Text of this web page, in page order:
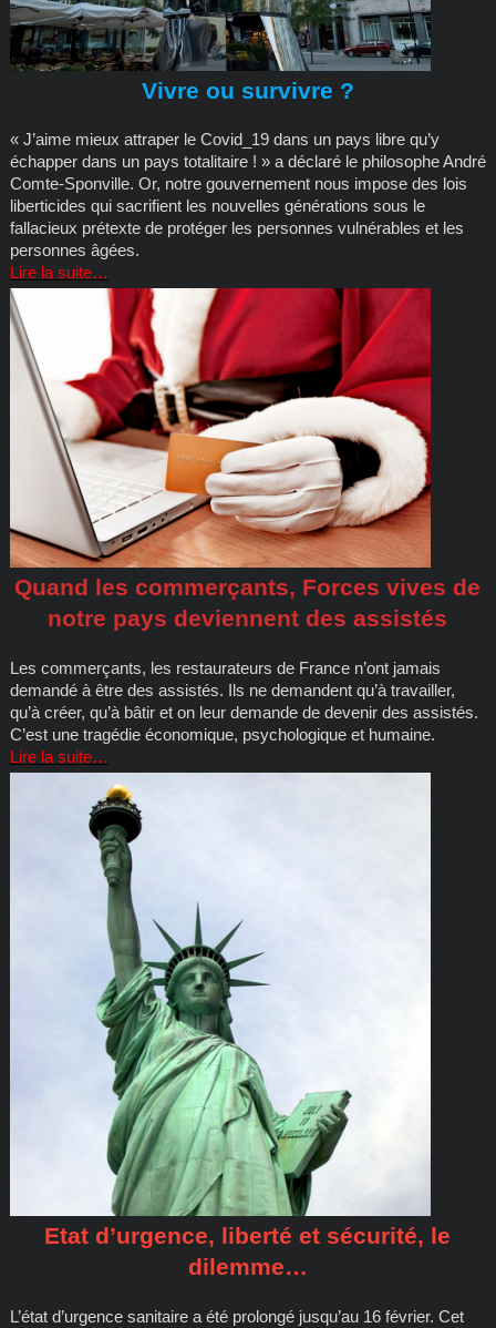
Vivre ou survivre ?
« J’aime mieux attraper le Covid_19 dans un pays libre qu’y
échapper dans un pays totalitaire ! » a déclaré le philosophe André
Comte-Sponville. Or, notre gouvernement nous impose des lois
liberticides qui sacrifient les nouvelles générations sous le
fallacieux prétexte de protéger les personnes vulnérables et les
personnes âgées.
Lire la suite…
Quand les commerçants, Forces vives de
notre pays deviennent des assistés
Les commerçants, les restaurateurs de France n’ont jamais
demandé à être des assistés. Ils ne demandent qu’à travailler,
qu’à créer, qu’à bâtir et on leur demande de devenir des assistés.
C’est une tragédie économique, psychologique et humaine.
Lire la suite…
Etat d’urgence, liberté et sécurité, le
dilemme…
L’état d’urgence sanitaire a été prolongé jusqu’au 16 février. Cet